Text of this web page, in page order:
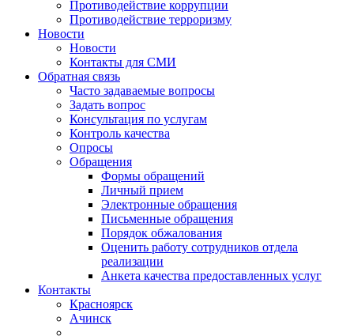
Противодействие коррупции
Противодействие терроризму
Новости
Новости
Контакты для СМИ
Обратная связь
Часто задаваемые вопросы
Задать вопрос
Консультация по услугам
Контроль качества
Опросы
Обращения
Формы обращений
Личный прием
Электронные обращения
Письменные обращения
Порядок обжалования
Оценить работу сотрудников отдела
реализации
Анкета качества предоставленных услуг
Контакты
Красноярск
Ачинск